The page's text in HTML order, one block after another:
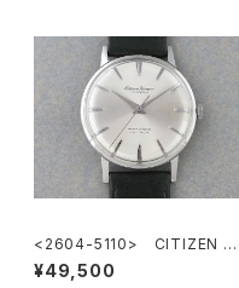
<2604-5110> CITIZEN Ho
mer
¥49,500